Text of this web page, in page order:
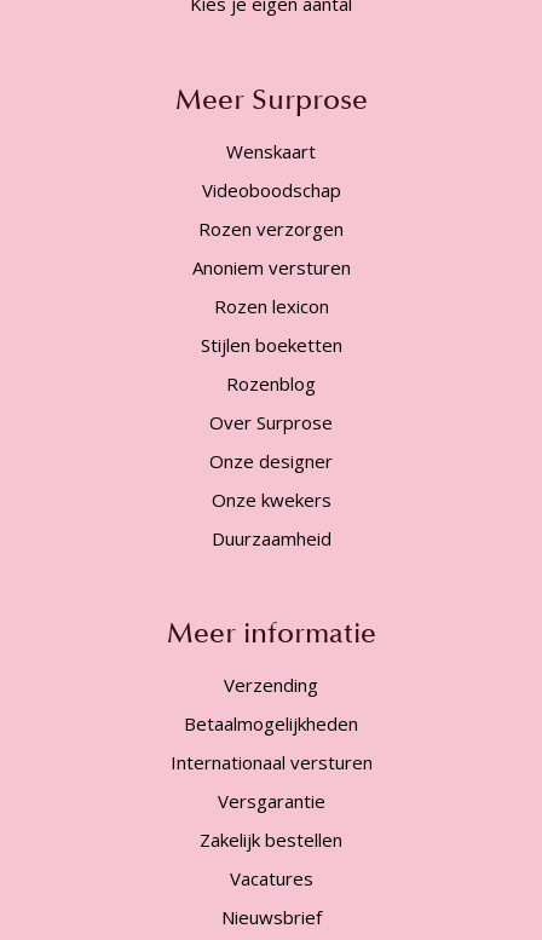
Meer Surprose
Wenskaart
Videoboodschap
Rozen verzorgen
Anoniem versturen
Rozen lexicon
Stijlen boeketten
Rozenblog
Over Surprose
Onze designer
Onze kwekers
Duurzaamheid
Meer informatie
Verzending
Betaalmogelijkheden
Internationaal versturen
Versgarantie
Zakelijk bestellen
Vacatures
Nieuwsbrief